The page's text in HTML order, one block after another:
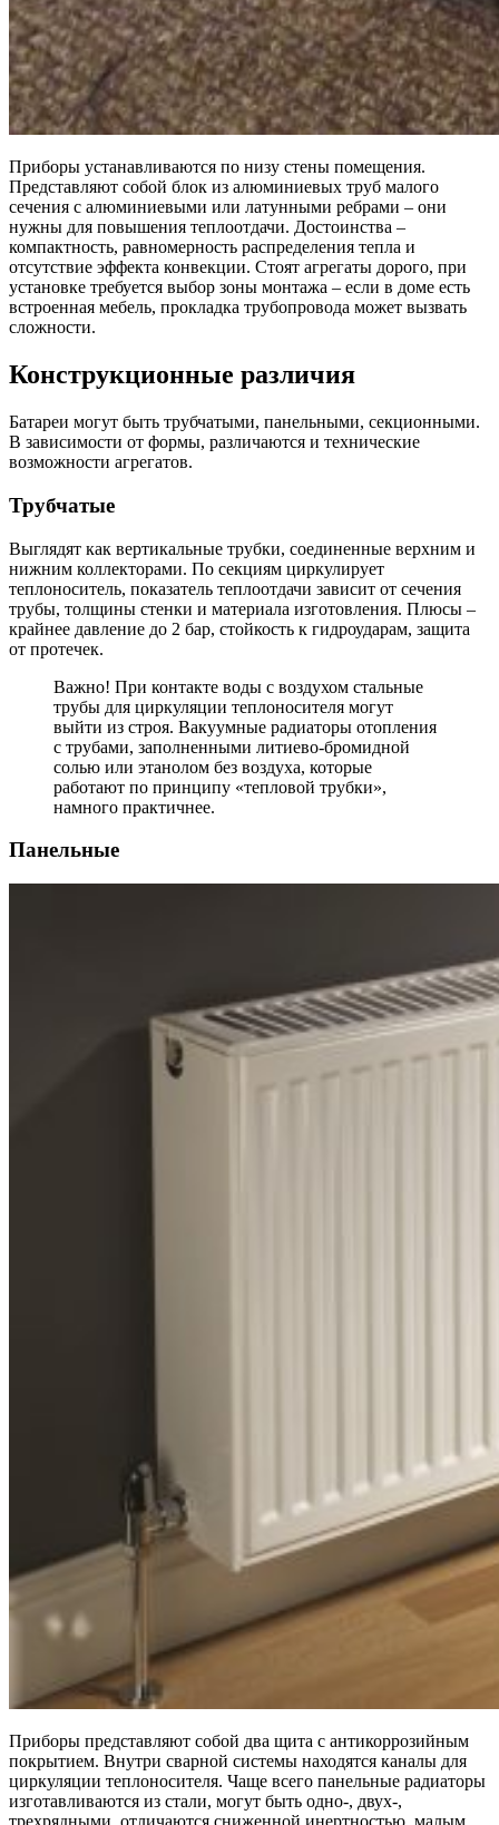
Приборы устанавливаются по низу стены помещения.
Представляют собой блок из алюминиевых труб малого
сечения с алюминиевыми или латунными ребрами – они
нужны для повышения теплоотдачи. Достоинства –
компактность, равномерность распределения тепла и
отсутствие эффекта конвекции. Стоят агрегаты дорого, при
установке требуется выбор зоны монтажа – если в доме есть
встроенная мебель, прокладка трубопровода может вызвать
сложности.
Конструкционные различия
Батареи могут быть трубчатыми, панельными, секционными.
В зависимости от формы, различаются и технические
возможности агрегатов.
Трубчатые
Выглядят как вертикальные трубки, соединенные верхним и
нижним коллекторами. По секциям циркулирует
теплоноситель, показатель теплоотдачи зависит от сечения
трубы, толщины стенки и материала изготовления. Плюсы –
крайнее давление до 2 бар, стойкость к гидроударам, защита
от протечек.
Важно! При контакте воды с воздухом стальные
трубы для циркуляции теплоносителя могут
выйти из строя. Вакуумные радиаторы отопления
с трубами, заполненными литиево-бромидной
солью или этанолом без воздуха, которые
работают по принципу «тепловой трубки»,
намного практичнее.
Панельные
Приборы представляют собой два щита с антикоррозийным
покрытием. Внутри сварной системы находятся каналы для
циркуляции теплоносителя. Чаще всего панельные радиаторы
изготавливаются из стали, могут быть одно-, двух-,
трехрядными, отличаются сниженной инертностью, малым